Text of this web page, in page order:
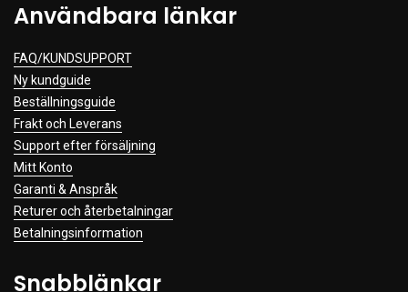
Användbara länkar
FAQ/KUNDSUPPORT
Ny kundguide
Beställningsguide
Frakt och Leverans
Support efter försäljning
Mitt Konto
Garanti & Anspråk
Returer och återbetalningar
Betalningsinformation
Snabblänkar